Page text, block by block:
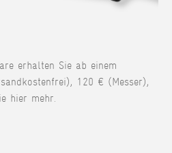
erhalten Sie ab einem
120 € (Messer),
hier mehr.